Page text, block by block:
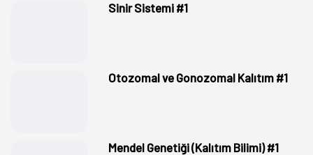
Sinir Sistemi #1
Otozomal ve Gonozomal Kalıtım #1
Mendel Genetiği (Kalıtım Bilimi) #1